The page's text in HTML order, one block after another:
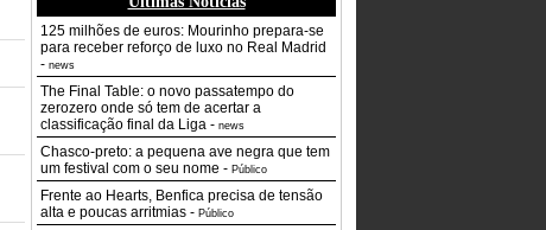
125 milhões de euros: Mourinho prepara-se
para receber reforço de luxo no Real Madrid
- news
The Final Table: o novo passatempo do
zerozero onde só tem de acertar a
classificação final da Liga - news
Chasco-preto: a pequena ave negra que tem
um festival com o seu nome - Público
Frente ao Hearts, Benfica precisa de tensão
alta e poucas arritmias - Público